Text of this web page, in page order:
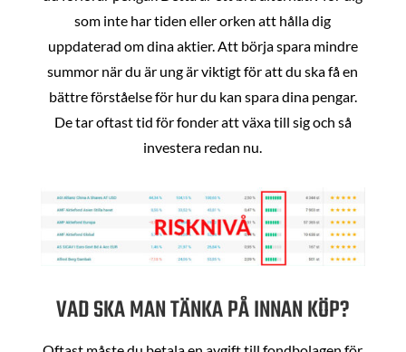
som inte har tiden eller orken att hålla dig
uppdaterad om dina aktier. Att börja spara mindre
summor när du är ung är viktigt för att du ska få en
bättre förståelse för hur du kan spara dina pengar.
De tar oftast tid för fonder att växa till sig och så
investera redan nu.
VAD SKA MAN TÄNKA PÅ INNAN KÖP?